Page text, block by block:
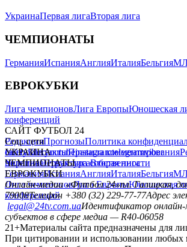
УкраинаПервая лигаВторая лига
ЧЕМПИОНАТЫ
ГерманияИспанияАнглияИталияБельгия
ЕВРОКУБКИ
Лига чемпионовЛига ЕвропыЮношеская
конференций
САЙТ ФУТБОЛ 24
РедакцияПрогнозыПолитика
сайтуКонтактыПравила комментирования
политикаСтруктура собственности
Соц. сети
facebookxyoutubeinstagramtelegramviber
УКРАИНА
УкраинаПервая лигаВторая лига
ЧЕМПИОНАТЫ
ГерманияИспанияАнглияИталияБельгия
ЕВРОКУБКИ
Лига чемпионовЛига ЕвропыЮношеская
конференций
Онлайн-медиа «Футбол 24»пл. Галицкая,
79008Телефон +380 (32) 229-77-77Адрес
legal@24tv.com.uaИдентификатор онлайн-
субъектов в сфере медиа — R40-06058
21+Материалы сайта предназначены для
При цитировании и использовании любых